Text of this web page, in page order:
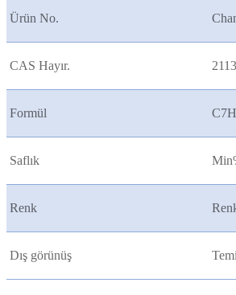
Ürün No.
CAS Hayır.
Formül
Saflık
Renk
Dış görünüş